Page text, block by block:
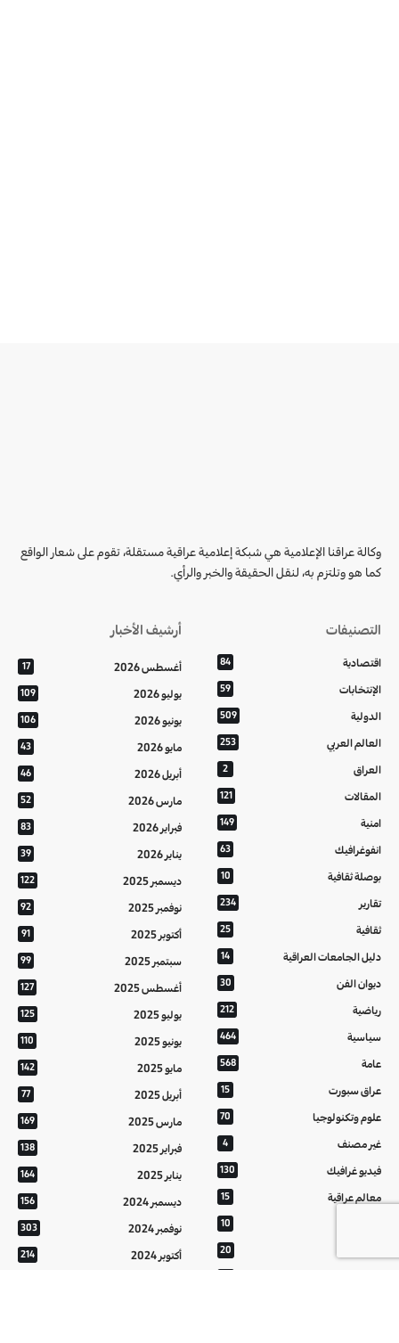
وكالة عراقنا الإعلامية هي شبكة إعلامية عراقية مستقلة، تقوم على شعار الواقع
كما هو وتلتزم به، لنقل الحقيقة والخبر والرأي.
التصنيفات
اقتصادية 84
الإنتخابات 59
الدولية 509
العالم العربي 253
العراق 2
المقالات 121
امنية 149
انفوغرافيك 63
بوصلة ثقافية 10
تقارير 234
ثقافية 25
دليل الجامعات العراقية 14
ديوان الفن 30
رياضية 212
سياسية 464
عامة 568
عراق سبورت 15
علوم وتكنولوجيا 70
غير مصنف 4
فيديو غرافيك 130
معالم عراقية 15
10
20
أرشيف الأخبار
أغسطس 2026 17
يوليو 2026 109
يونيو 2026 106
مايو 2026 43
أبريل 2026 46
مارس 2026 52
فبراير 2026 83
يناير 2026 39
ديسمبر 2025 122
نوفمبر 2025 92
أكتوبر 2025 91
سبتمبر 2025 99
أغسطس 2025 127
يوليو 2025 125
يونيو 2025 110
مايو 2025 142
أبريل 2025 77
مارس 2025 169
فبراير 2025 138
يناير 2025 164
ديسمبر 2024 156
نوفمبر 2024 303
أكتوبر 2024 214